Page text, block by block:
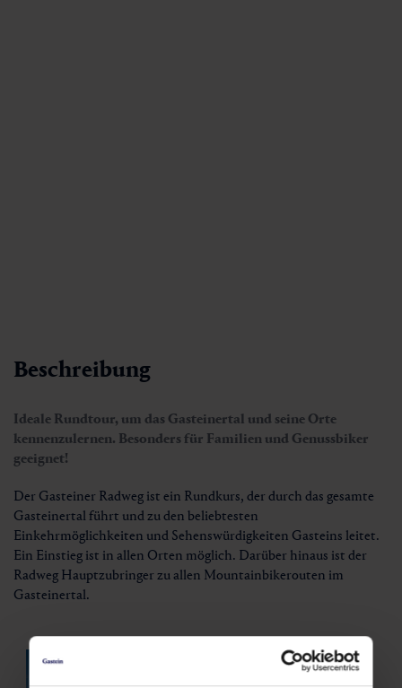
Beschreibung
Ideale Rundtour, um das Gasteinertal und seine Orte
kennenzulernen. Besonders für Familien und Genussbiker
geeignet!
Der Gasteiner Radweg ist ein Rundkurs, der durch das gesamte
Gasteinertal führt und zu den beliebtesten
Einkehrmöglichkeiten und Sehenswürdigkeiten Gasteins leitet.
Ein Einstieg ist in allen Orten möglich. Darüber hinaus ist der
Radweg Hauptzubringer zu allen Mountainbikerouten im
Gasteinertal.